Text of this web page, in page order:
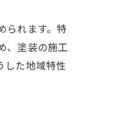
られます。特
、塗装の施工
した地域特性